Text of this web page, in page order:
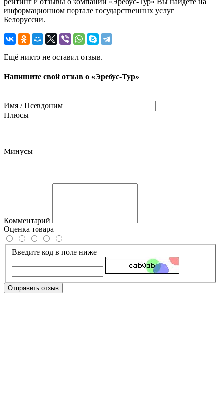
рейтинг и отзывы о компании «Эребус-Тур» Вы найдете на
информационном портале государственных услуг
Белоруссии.
Ещё никто не оставил отзыв.
Напишите свой отзыв о «Эребус-Тур»
Имя / Псевдоним
Плюсы
Минусы
Комментарий
Оценка товара
Введите код в поле ниже
Отправить отзыв